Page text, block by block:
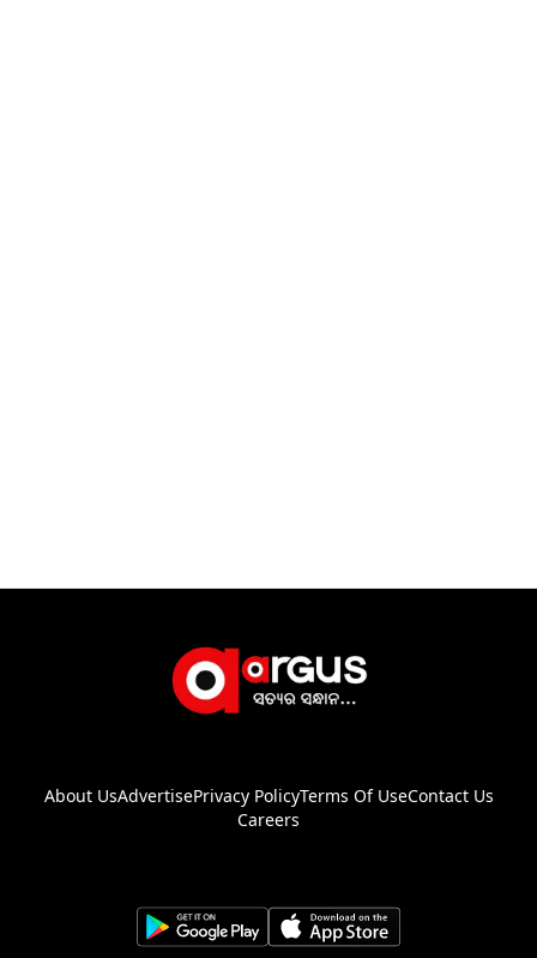
About UsAdvertisePrivacy PolicyTerms Of UseContact Us
Careers